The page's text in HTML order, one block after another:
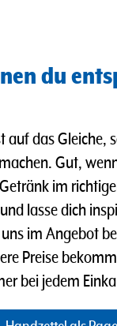
du
das Gleiche,
Gut,
im
lasse dich
im Angebot
Preise
bei jedem